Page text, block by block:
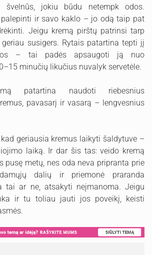
jokiu būdu netempk odos.
palepinti ir savo kaklo – jo odą taip pat
Jeigu kremą pirštų patrinsi tarp
susigers. Rytais patartina tepti jį
– tai padės apsaugoti ją nuo
minučių likučius nuvalyk servetėle.
patartina naudoti riebesnius
pavasarį ir vasarą – lengvesnius
geriausia kremus laikyti šaldytuve –
laiką. Ir dar šis tas: veido kremą
pusę metų, nes oda neva pripranta prie
dalių ir priemonė praranda
tai ar ne, atsakyti neįmanoma. Jeigu
ir tu toliau jauti jos poveikį, keisti